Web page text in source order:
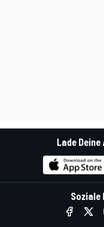
Lade
Soziale